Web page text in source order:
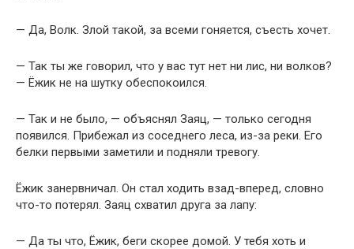
— Да, Волк. Злой такой, за всеми гоняется, съесть хочет.
— Так ты же говорил, что у вас тут нет ни лис, ни волков?
— Ёжик не на шутку обеспокоился.
— Так и не было, — объяснял Заяц, — только сегодня
появился. Прибежал из соседнего леса, из-за реки. Его
белки первыми заметили и подняли тревогу.
Ёжик занервничал. Он стал ходить взад-вперед, словно
что-то потерял. Заяц схватил друга за лапу:
— Да ты что, Ёжик, беги скорее домой. У тебя хоть и